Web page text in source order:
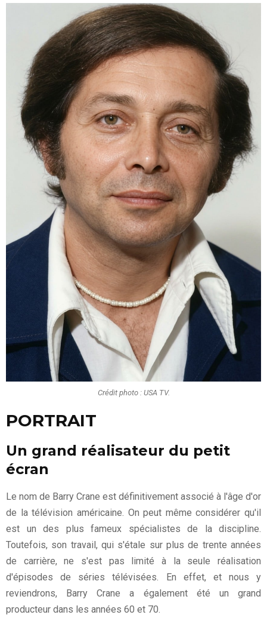
Crédit photo : USA TV.
PORTRAIT
Un grand réalisateur du petit
écran
Le nom de Barry Crane est définitivement associé à l'âge d'or
de la télévision américaine. On peut même considérer qu'il
est un des plus fameux spécialistes de la discipline.
Toutefois, son travail, qui s'étale sur plus de trente années
de carrière, ne s'est pas limité à la seule réalisation
d'épisodes de séries télévisées. En effet, et nous y
reviendrons, Barry Crane a également été un grand
producteur dans les années 60 et 70.